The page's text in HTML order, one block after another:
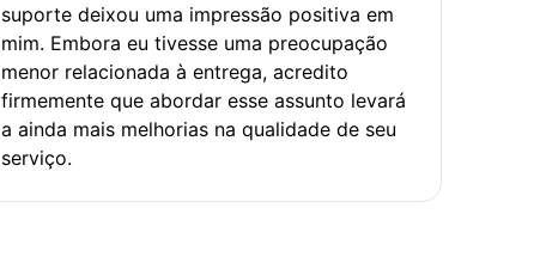
suporte deixou uma impressão positiva em
mim. Embora eu tivesse uma preocupação
menor relacionada à entrega, acredito
firmemente que abordar esse assunto levará
a ainda mais melhorias na qualidade de seu
serviço.